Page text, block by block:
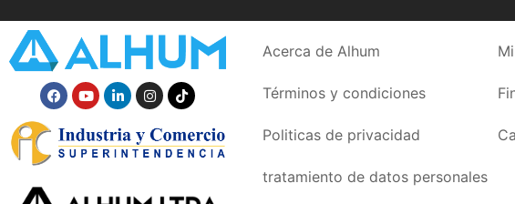
Acerca de Alhum
Términos y condiciones
Politicas de privacidad
tratamiento de datos personales